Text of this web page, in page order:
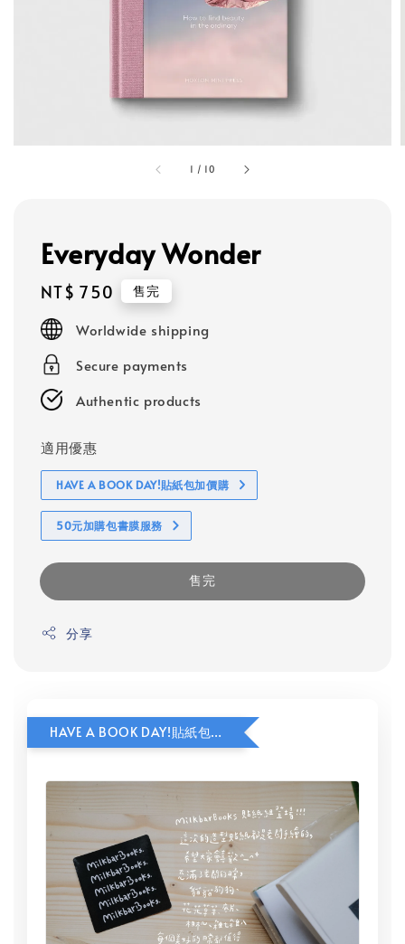
1 / 10
Everyday Wonder
Regular
price
NT$ 750 售完
Worldwide shipping
Secure payments
Authentic products
適用優惠
HAVE A BOOK DAY!貼紙包加價購
50元加購包書膜服務
售完
分享
HAVE A BOOK DAY!貼紙包加價購